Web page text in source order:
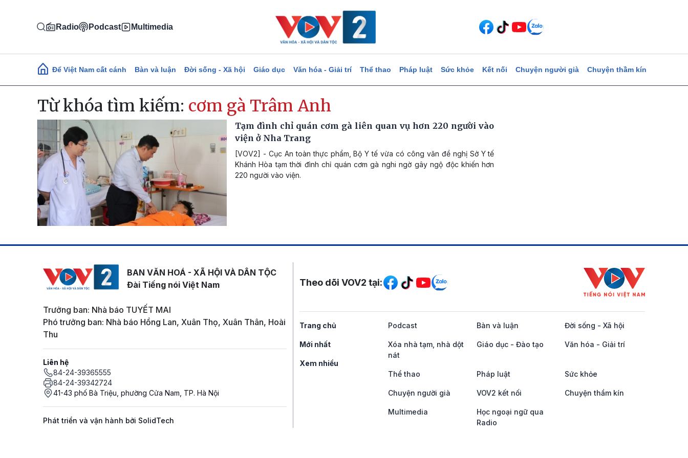
Radio Podcast Multimedia
Main navigation
Để Việt Nam cất cánh Bàn và luận Đời sống - Xã hội Giáo dục Văn hóa - Giải trí Thể thao Pháp luật Sức khỏe Kết nối Chuyện người già Chuyện thầm kín
Từ khóa tìm kiếm: cơm gà Trâm Anh
Tạm đình chỉ quán cơm gà liên quan vụ hơn 220 người vào
viện ở Nha Trang
[VOV2] - Cục An toàn thực phẩm, Bộ Y tế vừa có công văn đề nghị Sở Y tế
Khánh Hòa tạm thời đình chỉ quán cơm gà nghi ngờ gây ngộ độc khiến hơn
220 người vào viện.
BAN VĂN HOÁ - XÃ HỘI VÀ DÂN TỘC
Đài Tiếng nói Việt Nam
Trưởng ban: Nhà báo TUYẾT MAI
Phó trưởng ban: Nhà báo Hồng Lan, Xuân Thọ, Xuân Thân, Hoài
Thu
Liên hệ
84-24-39365555
84-24-39342724
41-43 phố Bà Triệu, phường Cửa Nam, TP. Hà Nội
Phát triển và vận hành bởi SolidTech
Mạng xã hội
Theo dõi VOV2 tại:
Trang chủ
Mới nhất
Xem nhiều
Podcast Bàn và luận Đời sống - Xã hội
Xóa nhà tạm, nhà dột
nát
Giáo dục - Đào tạo Văn hóa - Giải trí
Thể thao Pháp luật Sức khỏe
Chuyện người già VOV2 kết nối Chuyện thầm kín
Multimedia
Học ngoại ngữ qua
Radio